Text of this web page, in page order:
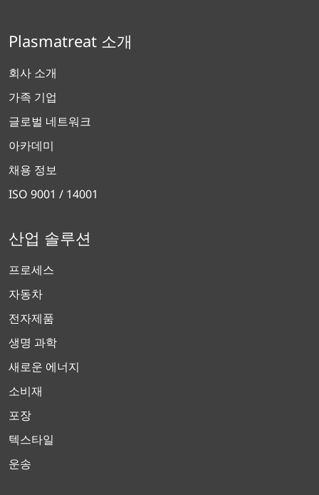
Plasmatreat 소개
회사 소개
가족 기업
글로벌 네트워크
아카데미
채용 정보
ISO 9001 / 14001
산업 솔루션
프로세스
자동차
전자제품
생명 과학
새로운 에너지
소비재
포장
텍스타일
운송